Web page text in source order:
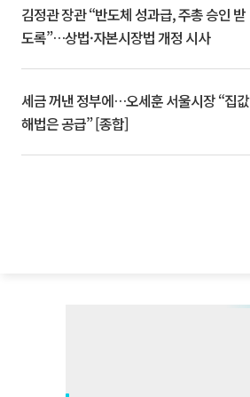
김정관 장관 “반도체 성과급, 주총 승인 받
도록”…상법·자본시장법 개정 시사
세금 꺼낸 정부에…오세훈 서울시장 “집값
해법은 공급” [종합]